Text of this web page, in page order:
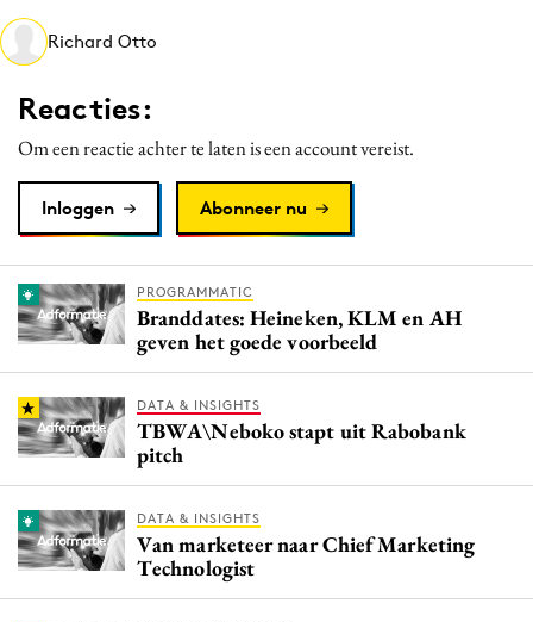
Media
Merkstrategie
PR
Reputatie & crisis
Richard Otto
Reacties:
Om een reactie achter te laten is een account vereist.
Inloggen Abonneer nu
PROGRAMMATIC
Branddates: Heineken, KLM en AH
geven het goede voorbeeld
DATA & INSIGHTS
TBWA\Neboko stapt uit Rabobank
pitch
DATA & INSIGHTS
Van marketeer naar Chief Marketing
Technologist